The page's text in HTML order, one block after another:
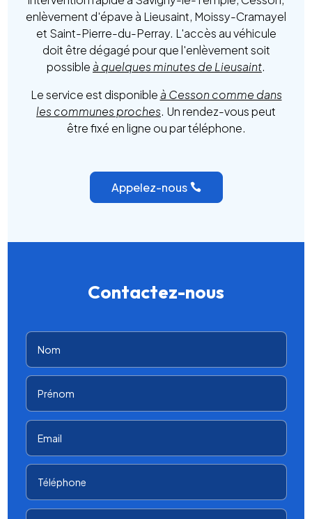
enlèvement d'épave à Lieusaint, Moissy-Cramayel
et Saint-Pierre-du-Perray. L'accès au véhicule
doit être dégagé pour que l'enlèvement soit
possibleà quelques minutes de Lieusaint.
Le service est disponibleà Cesson comme dans
les communes proches. Un rendez-vous peut
être fixé en ligne ou par téléphone.
Appelez-nous
Contactez-nous